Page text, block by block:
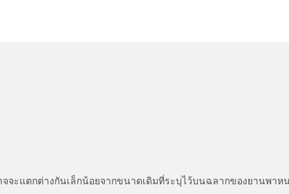
จะแตกต่างกันเล็กน้อยจากขนาดเดิมที่ระบุไว้บนฉลากของยานพา